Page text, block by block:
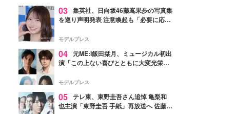
03 集英社、日向坂46藤嶌果歩の写真集
を巡り声明発表 注意喚起も「必要に応じ
モデルプレス
04 元ME:I飯田栞月、ミュージカル初出
演「この上ない喜びとともに大変光栄」
ャスト発表
モデルプレス
05 テレ東、東野圭吾さん追悼 亀梨和
也主演「東野圭吾 手紙」再放送へ 佐藤隆